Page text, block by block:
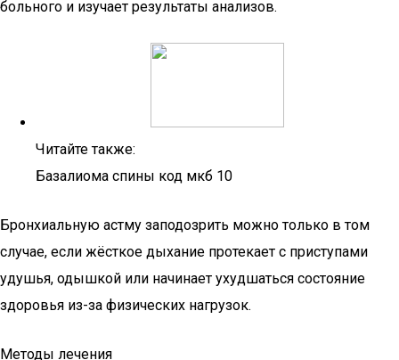
больного и изучает результаты анализов.
Читайте также:
Базалиома спины код мкб 10
Бронхиальную астму заподозрить можно только в том
случае, если жёсткое дыхание протекает с приступами
удушья, одышкой или начинает ухудшаться состояние
здоровья из-за физических нагрузок.
Методы лечения